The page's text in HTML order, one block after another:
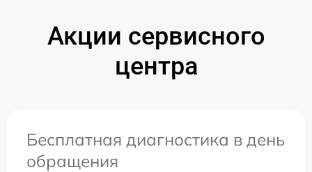
Акции сервисного
центра
Бесплатная диагностика в день
обращения